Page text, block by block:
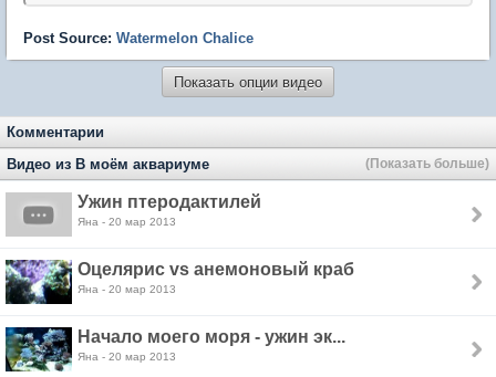
Post Source: Watermelon Chalice
Показать опции видео
Комментарии
Видео из В моём аквариуме
(Показать больше)
Ужин птеродактилей
Яна - 20 мар 2013
Оцелярис vs анемоновый краб
Яна - 20 мар 2013
Начало моего моря - ужин эк...
Яна - 20 мар 2013